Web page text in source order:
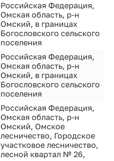
Российская Федерация,
Омская область, р-н
Омский, в границах
Богословского сельского
поселения
Российская Федерация,
Омская область, р-н
Омский, в границах
Богословского сельского
поселения
Российская Федерация,
Омская область, р-н
Омский, Омское
лесничество, Городское
участковое лесничество,
лесной квартал № 26,